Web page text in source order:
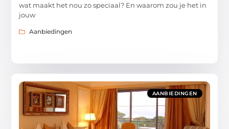
wat maakt het nou zo speciaal? En waarom zou je het in
jouw
Aanbiedingen
AANBIEDINGEN